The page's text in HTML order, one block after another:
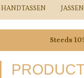
HANDTASSEN JASSEN
Steeds